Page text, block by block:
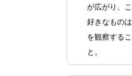
が広がり、
好きなもの
を観察する
と。